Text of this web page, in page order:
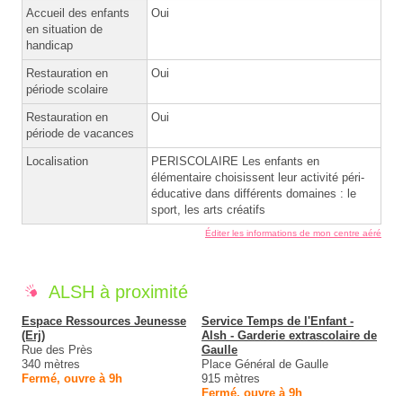
Accueil des enfants
en situation de
handicap
Oui
Restauration en
période scolaire
Oui
Restauration en
période de vacances
Oui
Localisation
PERISCOLAIRE Les enfants en
élémentaire choisissent leur activité péri-
éducative dans différents domaines : le
sport, les arts créatifs
Éditer les informations de mon centre aéré
ALSH à proximité
Espace Ressources Jeunesse
(Erj)
Rue des Près
340 mètres
Fermé, ouvre à 9h
Service Temps de l'Enfant -
Alsh - Garderie extrascolaire de
Gaulle
Place Général de Gaulle
915 mètres
Fermé, ouvre à 9h